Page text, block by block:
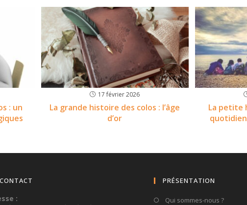
: un
17 février 2026
La grande histoire des colos : l’âge
d’or
La petite
:
PRÉSENTATION
Qui sommes-nous ?